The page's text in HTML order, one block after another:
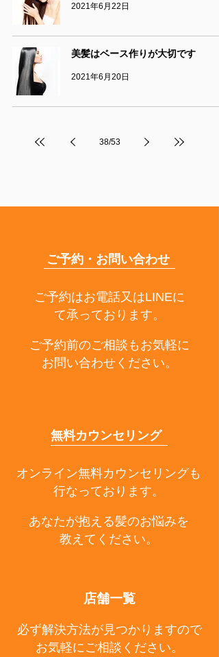
2021年6月22日
美髪はベース作りが大切です
2021年6月20日
38/53
ご予約・お問い合わせ
ご予約はお電話又はLINEに
て承っております。
ご予約前のご相談もお気軽に
お問い合わせください。
無料カウンセリング
オンライン無料カウンセリングも
行なっております。
あなたが抱える髪のお悩みを
教えてください。
店舗一覧
必ず解決方法が見つかりますので
お気軽にご相談ください。